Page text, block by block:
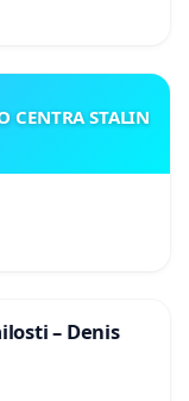
CENTRA STALIN
– Denis